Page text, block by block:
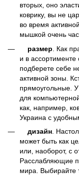
вторых, оно
коврику, вы не
во время
мышкой очень
размер . Как
и в
подберете себе
активной зоны.
прямоугольные.
для
как, например,
Украина с
дизайн .
может быть как
или, наоборот, с
Расслабляющие
мира. Выбирайте